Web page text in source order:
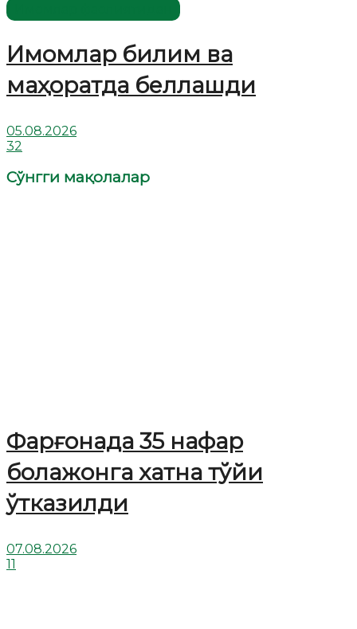
Имомлар билим ва
маҳоратда беллашди
05.08.2026
32
Сўнгги мақолалар
Фарғонада 35 нафар
болажонга хатна тўйи
ўтказилди
07.08.2026
11